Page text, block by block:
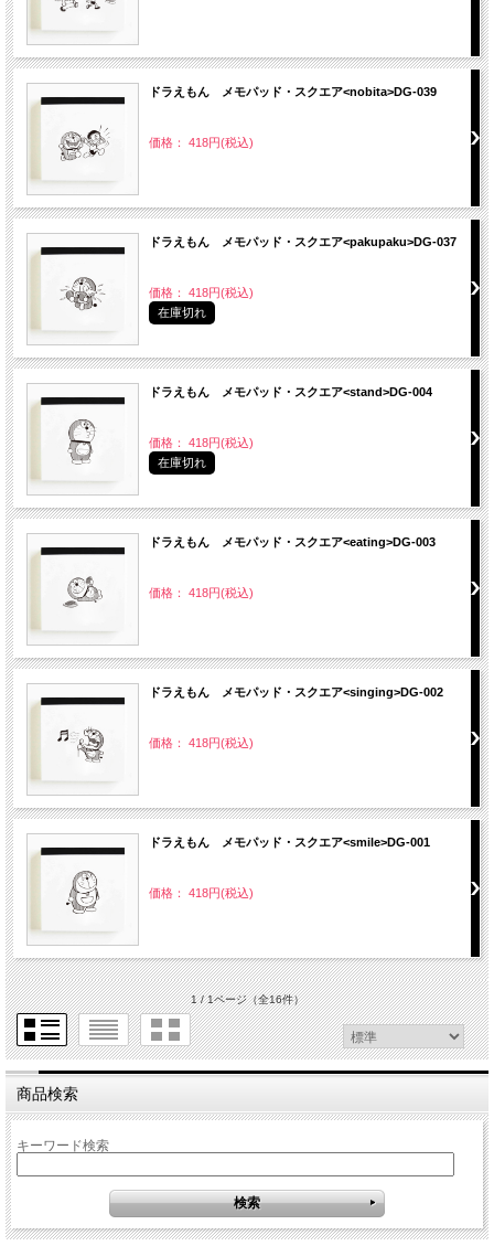
ドラえもん メモパッド・スクエア<nobita>DG-039
価格： 418円(税込)
ドラえもん メモパッド・スクエア<pakupaku>DG-037
価格： 418円(税込)
在庫切れ
ドラえもん メモパッド・スクエア<stand>DG-004
価格： 418円(税込)
在庫切れ
ドラえもん メモパッド・スクエア<eating>DG-003
価格： 418円(税込)
ドラえもん メモパッド・スクエア<singing>DG-002
価格： 418円(税込)
ドラえもん メモパッド・スクエア<smile>DG-001
価格： 418円(税込)
1 / 1ページ（全16件）
商品検索
キーワード検索